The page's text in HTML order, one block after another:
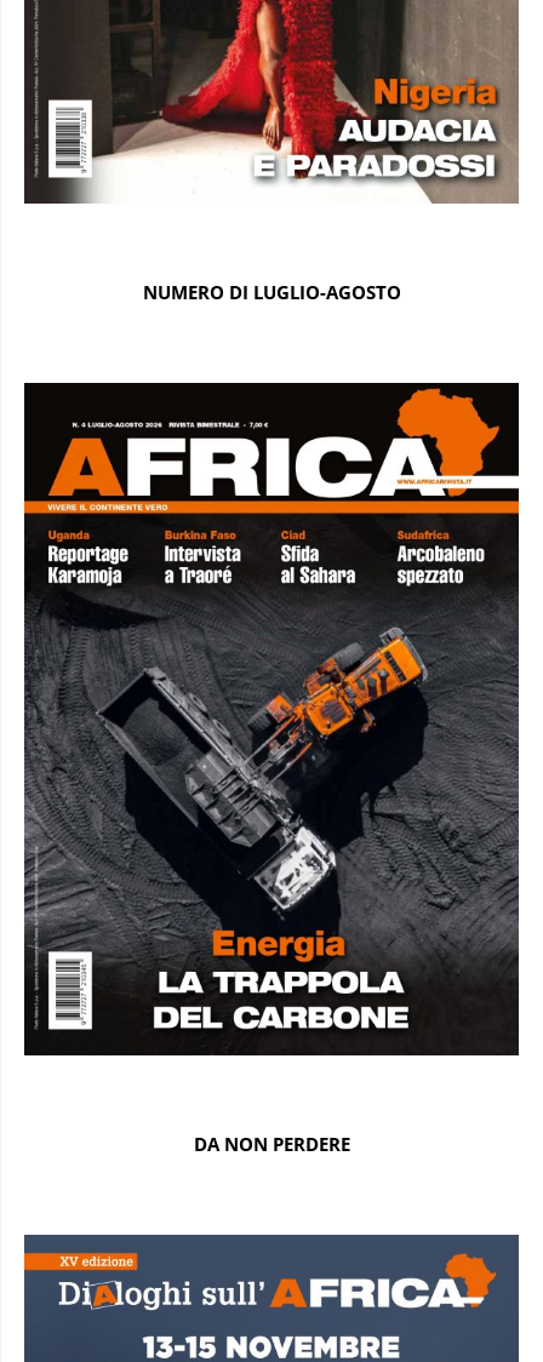
NUMERO DI LUGLIO-AGOSTO
DA NON PERDERE